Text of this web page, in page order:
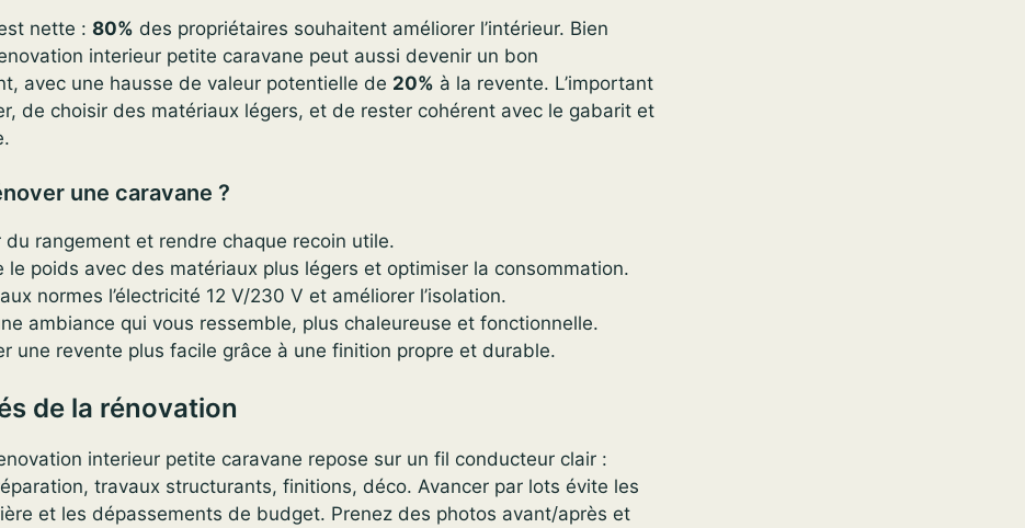
nette : 80% des propriétaires souhaitent améliorer l’intérieur. Bien
interieur petite caravane peut aussi devenir un bon
avec une hausse de valeur potentielle de 20% à la revente. L’important
de choisir des matériaux légers, et de rester cohérent avec le gabarit et
une caravane ?
du rangement et rendre chaque recoin utile.
le poids avec des matériaux plus légers et optimiser la consommation.
normes l’électricité 12 V/230 V et améliorer l’isolation.
ambiance qui vous ressemble, plus chaleureuse et fonctionnelle.
une revente plus facile grâce à une finition propre et durable.
de la rénovation
interieur petite caravane repose sur un fil conducteur clair :
travaux structurants, finitions, déco. Avancer par lots évite les
et les dépassements de budget. Prenez des photos avant/après et